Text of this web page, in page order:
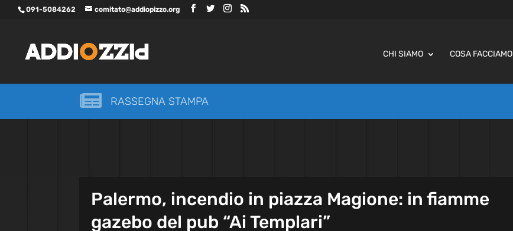
091-5084262 comitato@addiopizzo.org
CHI SIAMO COSA FACCIAMO
 RASSEGNA STAMPA
Palermo, incendio in piazza Magione: in fiamme
gazebo del pub “Ai Templari”